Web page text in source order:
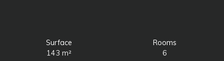
Surface
143m²
Rooms
6